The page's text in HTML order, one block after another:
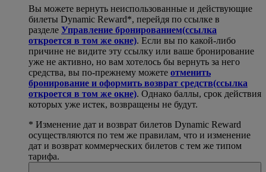
Вы можете вернуть неиспользованные и действующие
билеты Dynamic Reward*, перейдя по ссылке в
разделе Управление бронированием(ссылка
откроется в том же окне). Если вы по какой-либо
причине не видите эту ссылку или ваше бронирование
уже не активно, но вам хотелось бы вернуть за него
средства, вы по-прежнему можете отменить
бронирование и оформить возврат средств(ссылка
откроется в том же окне). Однако баллы, срок действия
которых уже истек, возвращены не будут.
* Изменение дат и возврат билетов Dynamic Reward
осуществляются по тем же правилам, что и изменение
дат и возврат коммерческих билетов с тем же типом
тарифа.